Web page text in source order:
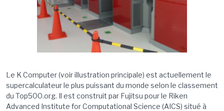
Le K Computer (voir illustration principale) est actuellement le
supercalculateur le plus puissant du monde selon le classement
du Top500.org. Il est construit par Fujitsu pour le Riken
Advanced Institute for Computational Science (AICS) situé à